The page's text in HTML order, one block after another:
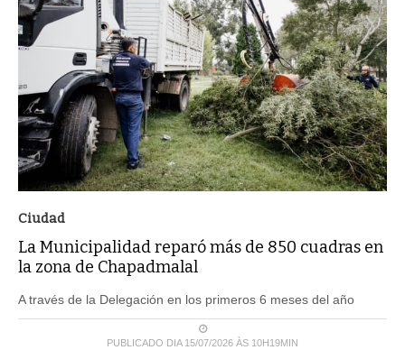
Ciudad
La Municipalidad reparó más de 850 cuadras en
la zona de Chapadmalal
A través de la Delegación en los primeros 6 meses del año
PUBLICADO DIA 15/07/2026 ÀS 10H19MIN